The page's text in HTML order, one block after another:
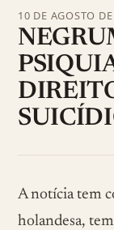
10 DE AGOSTO
A notícia tem
holandesa,